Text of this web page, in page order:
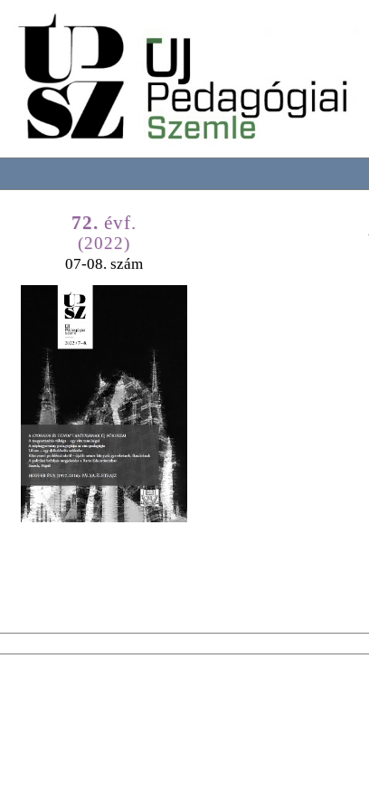
72. évf.
(2022)
07-08. szám